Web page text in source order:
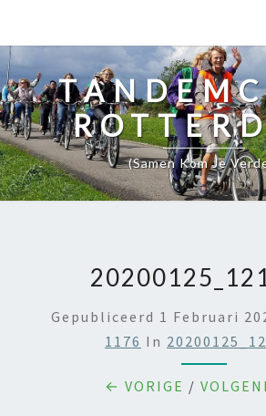
(samen Kom Je
Gepubliceerd 1 Februari
1176 In
← VORIGE /